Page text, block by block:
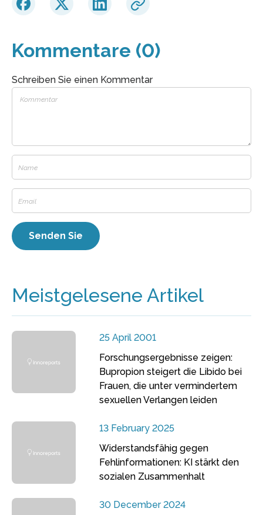
Kommentare (0)
Schreiben Sie einen Kommentar
Meistgelesene Artikel
25 April 2001
Forschungsergebnisse zeigen:
Bupropion steigert die Libido bei
Frauen, die unter vermindertem
sexuellen Verlangen leiden
13 February 2025
Widerstandsfähig gegen
Fehlinformationen: KI stärkt den
sozialen Zusammenhalt
30 December 2024